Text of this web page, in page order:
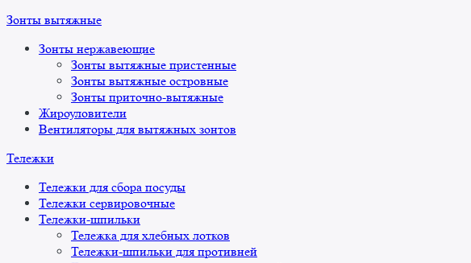
Зонты вытяжные
Зонты нержавеющие
Зонты вытяжные пристенные
Зонты вытяжные островные
Зонты приточно-вытяжные
Жироуловители
Вентиляторы для вытяжных зонтов
Тележки
Тележки для сбора посуды
Тележки сервировочные
Тележки-шпильки
Тележка для хлебных лотков
Тележки-шпильки для противней